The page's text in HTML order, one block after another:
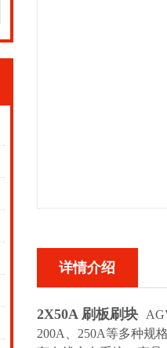
详情介绍
2X50A 刷板刷块
200A、250A等多种规